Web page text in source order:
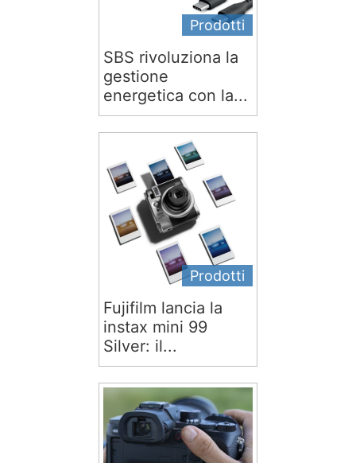
Prodotti
SBS rivoluziona la
gestione
energetica con la...
Prodotti
Fujifilm lancia la
instax mini 99
Silver: il...